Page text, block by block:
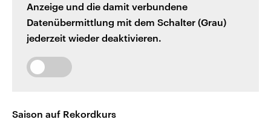
Anzeige und die damit verbundene
Datenübermittlung mit dem Schalter (Grau)
jederzeit wieder deaktivieren.
Saison auf Rekordkurs